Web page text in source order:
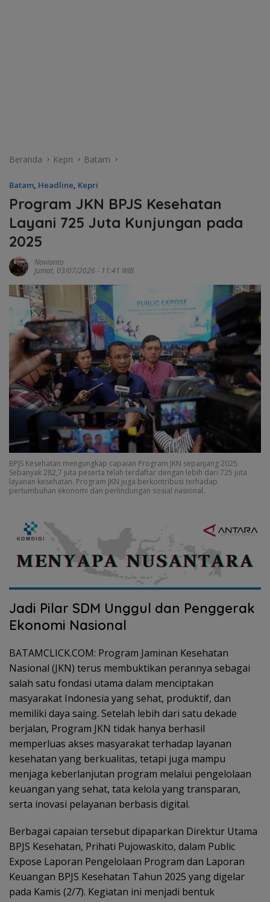
Beranda Kepri Batam
Batam, Headline, Kepri
Program JKN BPJS Kesehatan
Layani 725 Juta Kunjungan pada
2025
Novianto
Jumat, 03/07/2026 - 11:41 WIB
BPJS Kesehatan mengungkap capaian Program JKN sepanjang 2025.
Sebanyak 282,7 juta peserta telah terdaftar dengan lebih dari 725 juta
layanan kesehatan. Program JKN juga berkontribusi terhadap
pertumbuhan ekonomi dan perlindungan sosial nasional.
Jadi Pilar SDM Unggul dan Penggerak
Ekonomi Nasional
BATAMCLICK.COM: Program Jaminan Kesehatan
Nasional (JKN) terus membuktikan perannya sebagai
salah satu fondasi utama dalam menciptakan
masyarakat Indonesia yang sehat, produktif, dan
memiliki daya saing. Setelah lebih dari satu dekade
berjalan, Program JKN tidak hanya berhasil
memperluas akses masyarakat terhadap layanan
kesehatan yang berkualitas, tetapi juga mampu
menjaga keberlanjutan program melalui pengelolaan
keuangan yang sehat, tata kelola yang transparan,
serta inovasi pelayanan berbasis digital.
Berbagai capaian tersebut dipaparkan Direktur Utama
BPJS Kesehatan, Prihati Pujowaskito, dalam Public
Expose Laporan Pengelolaan Program dan Laporan
Keuangan BPJS Kesehatan Tahun 2025 yang digelar
pada Kamis (2/7). Kegiatan ini menjadi bentuk